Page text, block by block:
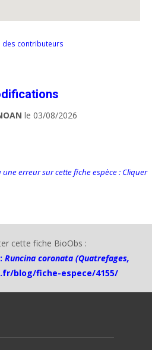
des contributeurs
le 03/08/2026
erreur sur cette fiche espèce : Cliquer
cette fiche BioObs :
Runcina coronata (Quatrefages,
blog/fiche-espece/4155/